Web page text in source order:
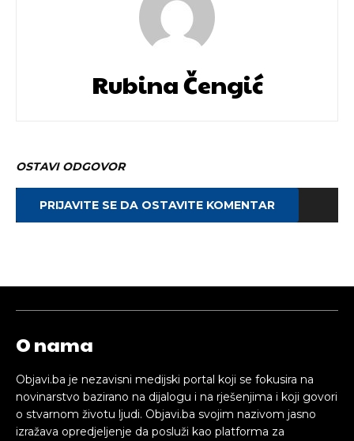
Rubina Čengić
OSTAVI ODGOVOR
PRIJAVITE SE DA OSTAVITE KOMENTAR
O nama
Objavi.ba je nezavisni medijski portal koji se fokusira na
novinarstvo bazirano na dijalogu i na rješenjima i koji govori
o stvarnom životu ljudi. Objavi.ba svojim nazivom jasno
izražava opredjeljenje da posluži kao platforma za